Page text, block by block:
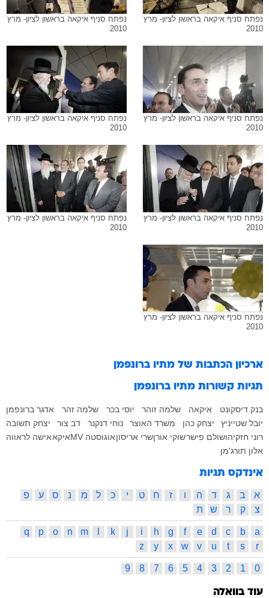
נפתח סניף איקאה בראשון לציון- מרץ
2010
נפתח סניף איקאה בראשון לציון- מרץ
2010
נפתח סניף איקאה בראשון לציון- מרץ
2010
נפתח סניף איקאה בראשון לציון- מרץ
2010
נפתח סניף איקאה בראשון לציון- מרץ
2010
נפתח סניף איקאה בראשון לציון- מרץ
2010
נפתח סניף איקאה בראשון לציון- מרץ
2010
ארכיון הכתבות של מתיו ברונפמן
תגיות קשורות מתיו ברונפמן
בנק דיסקונט איקאה שלמה זוהר יוסי בכר שלמה זהר
אדגר ברונפמן
יובל שטייניץ
יצחק כהן משרד האוצר נוחי דנקנר דב צור
יצחק תשובה
רוני חזקיהושולם פישרשוקי אורןשרי אריסוןאוגוסטה MV איקאאישה לראווה
אלון תורג'מן
אינדקס תגיות
א ב ג ד ה ו ז ח ט י כ ל מ נ ס ע
פ
צ
ק ר ש ת
a
b
c
d
e
f
g
h
i
j
k
m
n
o
p
q
r
s
t
u
v
w
x
y
z
0
1
2
3
4
5
6
7
8
9
עוד בוואלה